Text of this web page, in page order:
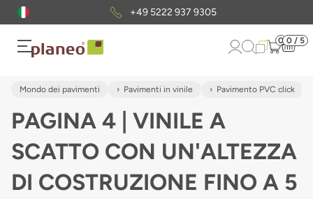
Pacchetto di campionigratuiti
0 0 / 5
Mondo dei pavimenti Pavimenti in vinile Pavimento PVC click
PAGINA 4 | VINILE A
SCATTO CON UN'ALTEZZA
DI COSTRUZIONE FINO A 5